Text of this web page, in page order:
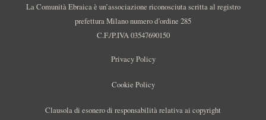
La Comunità Ebraica è un’associazione riconosciuta scritta al registro
prefettura Milano numero d’ordine 285
C.F./P.IVA 03547690150
Privacy Policy
Cookie Policy
Clausola di esonero di responsabilità relativa ai copyright